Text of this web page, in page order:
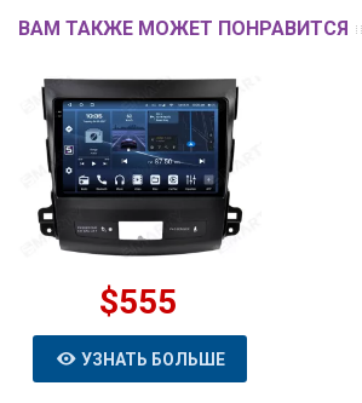
ВАМ ТАКЖЕ МОЖЕТ ПОНРАВИТСЯ
$555
УЗНАТЬ БОЛЬШЕ